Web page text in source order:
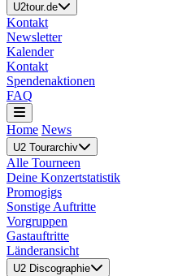
U2tour.de
Kontakt
Newsletter
Kalender
Kontakt
Spendenaktionen
FAQ
Home News
U2 Tourarchiv
Alle Tourneen
Deine Konzertstatistik
Promogigs
Sonstige Auftritte
Vorgruppen
Gastauftritte
Länderansicht
U2 Discographie